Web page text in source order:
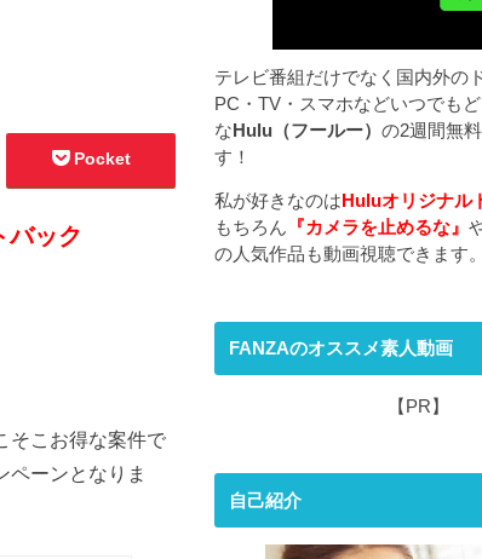
Pocket
バック
そこお得な案件で
ペーンとなりま
テレビ番組だけでなく国内外の
PC・TV・スマホなどいつでも
なHulu（フールー） の2週間無
す！
私が好きなのは Huluオリジナル
もちろん 『カメラを止めるな』
の人気作品も動画視聴できます。
FANZAのオススメ素人動画
【PR】
自己紹介